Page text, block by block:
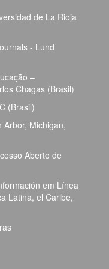
de La Rioja
- Lund
–
Chagas (Brasil)
(Brasil)
Arbor, Michigan,
Aberto de
em Línea
Latina, el Caribe,